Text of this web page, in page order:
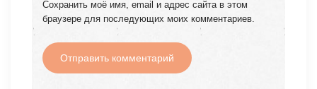
Сохранить моё имя, email и адрес сайта в этом
браузере для последующих моих комментариев.